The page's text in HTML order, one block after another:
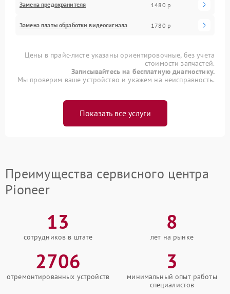
Замена предохранителя 1480 р
Замена платы обработки видеосигнала 1780 р
Цены в прайс-листе указаны ориентировочные, без учета
стоимости запчастей.
Записывайтесь на бесплатную диагностику.
Мы проверим ваше устройство и укажем на неисправность.
Показать все услуги
Преимущества сервисного центра
Pioneer
13
сотрудников в штате
8
лет на рынке
2706
отремонтированных устройств
3
минимальный опыт работы
специалистов